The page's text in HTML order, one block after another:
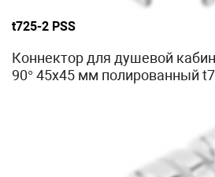
t725-2 PSS
Коннектор для душевой
90° 45х45 мм полированный